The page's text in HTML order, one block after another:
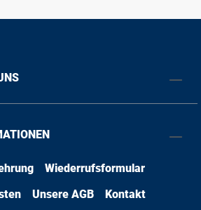
Wiederrufsformular
Unsere AGB Kontakt